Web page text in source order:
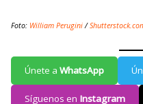
Foto: William Perugini/
Únete a WhatsApp
Síguenos en Instagram